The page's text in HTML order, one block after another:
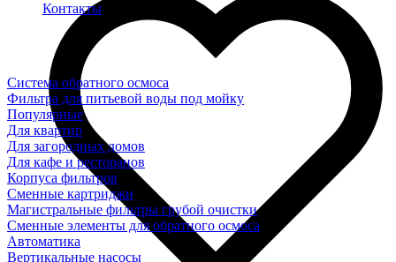
Контакты
Система обратного осмоса
Фильтра для питьевой воды под мойку
Популярные
Для квартир
Для загородных домов
Для кафе и ресторанов
Корпуса фильтров
Сменные картриджи
Магистральные фильтры грубой очистки
Сменные элементы для обратного осмоса
Автоматика
Вертикальные насосы